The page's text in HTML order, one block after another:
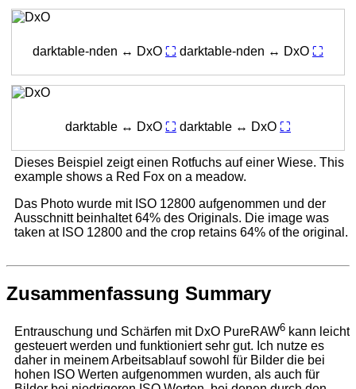
darktable-nden ↔ DxO ⛶ darktable-nden ↔ DxO ⛶
darktable ↔ DxO ⛶ darktable ↔ DxO ⛶
Dieses Beispiel zeigt einen Rotfuchs auf einer Wiese. This
example shows a Red Fox on a meadow.
Das Photo wurde mit ISO 12800 aufgenommen und der
Ausschnitt beinhaltet 64% des Originals. Die image was
taken at ISO 12800 and the crop retains 64% of the original.
Zusammenfassung Summary
Entrauschung und Schärfen mit DxO PureRAW6 kann leicht
gesteuert werden und funktioniert sehr gut. Ich nutze es
daher in meinem Arbeitsablauf sowohl für Bilder die bei
hohen ISO Werten aufgenommen wurden, als auch für